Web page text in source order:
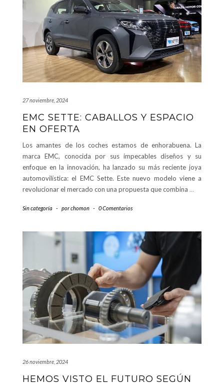
27 noviembre, 2024
EMC SETTE: CABALLOS Y ESPACIO
EN OFERTA
Los amantes de los coches estamos de enhorabuena. La
marca EMC, conocida por sus impecables diseños y su
enfoque en la innovación, ha lanzado su más reciente joya
automovilística: el EMC Sette. Este nuevo modelo viene a
revolucionar el mercado con una propuesta que combina …
Sin categoría - porchomon - 0 Comentarios
26 noviembre, 2024
HEMOS VISTO EL FUTURO SEGÚN